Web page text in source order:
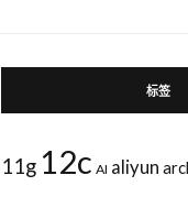
标签
11g 12c AI aliyun